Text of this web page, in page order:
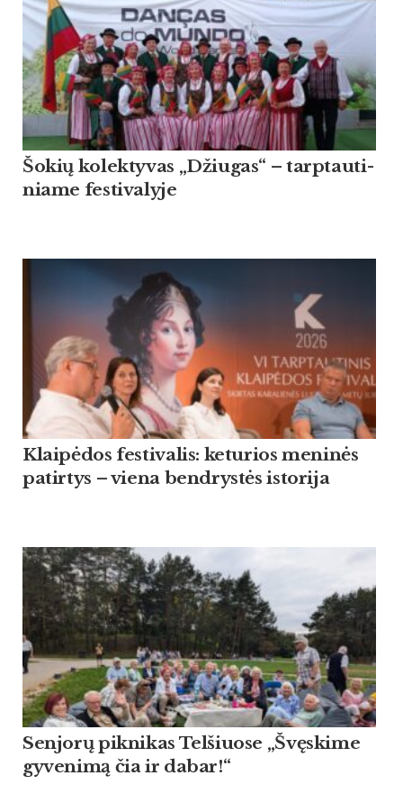
Šo­kių ko­lek­ty­vas „Džiu­gas“ – tarp­tau­ti­
nia­me fes­ti­va­ly­je
Klaipėdos festivalis: keturios meninės
patirtys – viena bendrystės istorija
Sen­jorų pik­ni­kas Tel­šiuo­se „Švęski­me
gy­ve­nimą čia ir da­bar!“